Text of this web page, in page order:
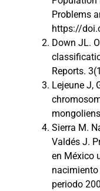
Problems
https://
Down JL.
Reports.
Lejeune J,
Sierra M.
Valdés J.
en México
nacimiento
periodo